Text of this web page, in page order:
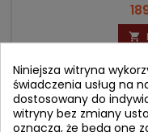

- 15,10 zł
Niniejsza witryna
świadczenia usług na
dostosowany do
witryny bez zmiany
oznacza, że będą one